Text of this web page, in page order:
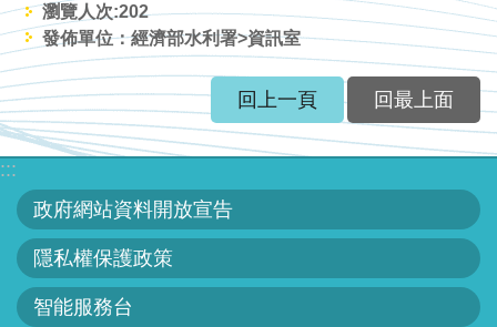
瀏覽人次:202
發佈單位：經濟部水利署>資訊室
回上一頁 回最上面
:::
政府網站資料開放宣告
隱私權保護政策
智能服務台